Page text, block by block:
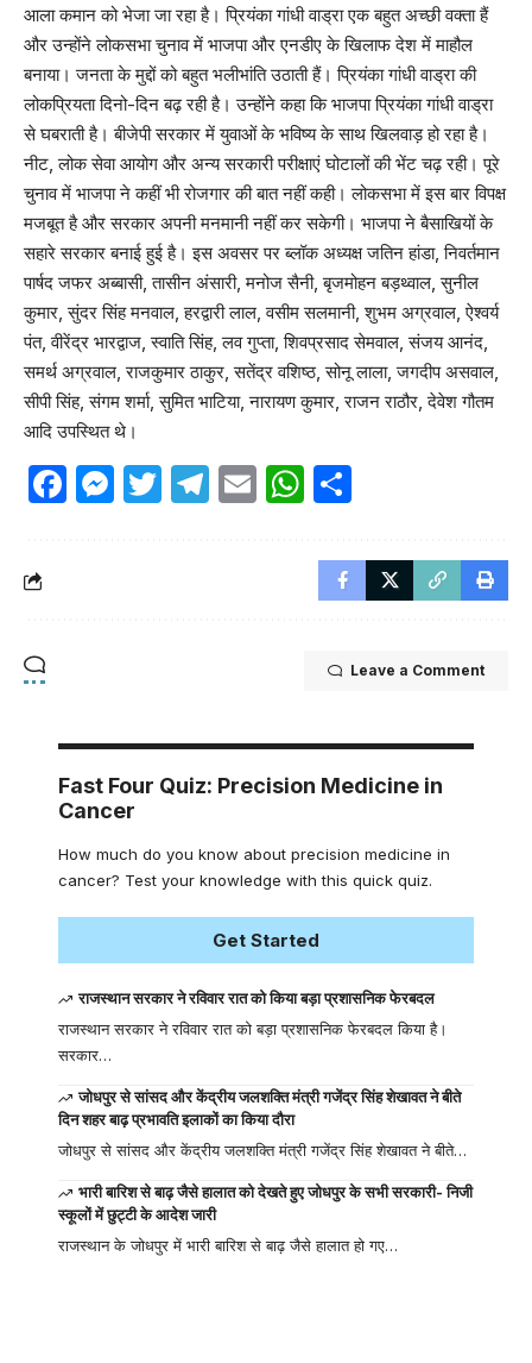
आला कमान को भेजा जा रहा है। प्रियंका गांधी वाड्रा एक बहुत अच्छी वक्ता हैं
और उन्होंने लोकसभा चुनाव में भाजपा और एनडीए के खिलाफ देश में माहौल
बनाया। जनता के मुद्दों को बहुत भलीभांति उठाती हैं। प्रियंका गांधी वाड्रा की
लोकप्रियता दिनो-दिन बढ़ रही है। उन्होंने कहा कि भाजपा प्रियंका गांधी वाड्रा
से घबराती है। बीजेपी सरकार में युवाओं के भविष्य के साथ खिलवाड़ हो रहा है।
नीट, लोक सेवा आयोग और अन्य सरकारी परीक्षाएं घोटालों की भेंट चढ़ रही। पूरे
चुनाव में भाजपा ने कहीं भी रोजगार की बात नहीं कही। लोकसभा में इस बार विपक्ष
मजबूत है और सरकार अपनी मनमानी नहीं कर सकेगी। भाजपा ने बैसाखियों के
सहारे सरकार बनाई हुई है। इस अवसर पर ब्लॉक अध्यक्ष जतिन हांडा, निवर्तमान
पार्षद जफर अब्बासी, तासीन अंसारी, मनोज सैनी, बृजमोहन बड़थ्वाल, सुनील
कुमार, सुंदर सिंह मनवाल, हरद्वारी लाल, वसीम सलमानी, शुभम अग्रवाल, ऐश्वर्य
पंत, वीरेंद्र भारद्वाज, स्वाति सिंह, लव गुप्ता, शिवप्रसाद सेमवाल, संजय आनंद,
समर्थ अग्रवाल, राजकुमार ठाकुर, सतेंद्र वशिष्ठ, सोनू लाला, जगदीप असवाल,
सीपी सिंह, संगम शर्मा, सुमित भाटिया, नारायण कुमार, राजन राठौर, देवेश गौतम
आदि उपस्थित थे।
Facebook
Messenger
Twitter
Telegram
EmailWhatsApp
Leave a Comment
Fast Four Quiz: Precision Medicine in
Cancer
How much do you know about precision medicine in
cancer? Test your knowledge with this quick quiz.
Get Started
राजस्थान सरकार ने रविवार रात को किया बड़ा प्रशासनिक फेरबदल
राजस्थान सरकार ने रविवार रात को बड़ा प्रशासनिक फेरबदल किया है।
सरकार…
जोधपुर से सांसद और केंद्रीय जलशक्ति मंत्री गजेंद्र सिंह शेखावत ने बीते
दिन शहर बाढ़ प्रभावति इलाकों का किया दौरा
जोधपुर से सांसद और केंद्रीय जलशक्ति मंत्री गजेंद्र सिंह शेखावत ने बीते…
भारी बारिश से बाढ़ जैसे हालात को देखते हुए जोधपुर के सभी सरकारी- निजी
स्कूलों में छुट्टी के आदेश जारी
राजस्थान के जोधपुर में भारी बारिश से बाढ़ जैसे हालात हो गए…